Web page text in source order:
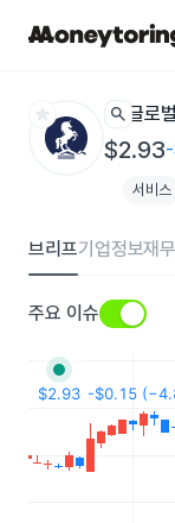
star search 글로
$2.93
서비스
브리프기업정보재
주요 이슈